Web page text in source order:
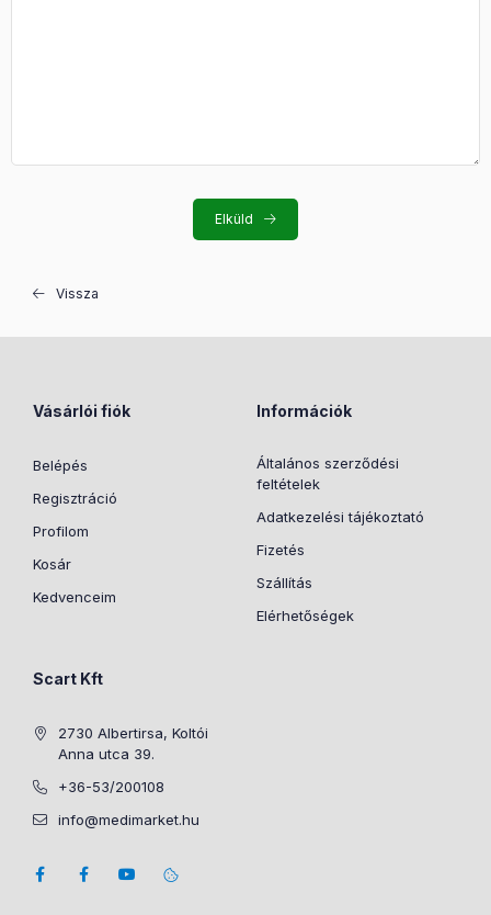
Elküld
Vissza
Vásárlói fiók
Belépés
Regisztráció
Profilom
Kosár
Kedvenceim
Információk
Általános szerződési
feltételek
Adatkezelési tájékoztató
Fizetés
Szállítás
Elérhetőségek
Scart Kft
2730 Albertirsa, Koltói
Anna utca 39.
+36-53/200108
info@medimarket.hu